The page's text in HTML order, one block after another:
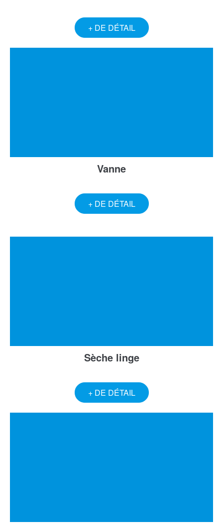
+ DE DÉTAIL
Vanne
+ DE DÉTAIL
Sèche linge
+ DE DÉTAIL